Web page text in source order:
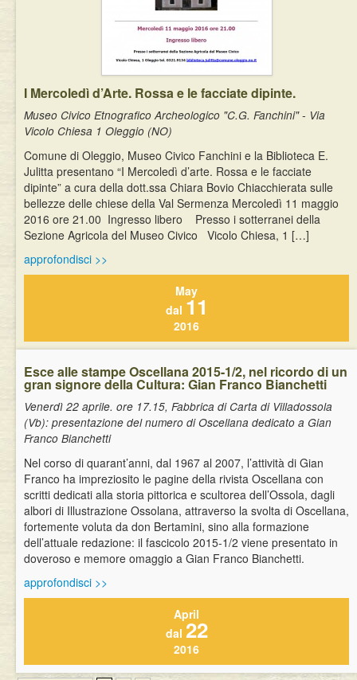
I Mercoledì d’Arte. Rossa e le facciate dipinte.
Museo Civico Etnografico Archeologico "C.G. Fanchini" - Via
Vicolo Chiesa 1 Oleggio (NO)
Comune di Oleggio, Museo Civico Fanchini e la Biblioteca E.
Julitta presentano “I Mercoledì d’arte. Rossa e le facciate
dipinte” a cura della dott.ssa Chiara Bovio Chiacchierata sulle
bellezze delle chiese della Val Sermenza Mercoledì 11 maggio
2016 ore 21.00 Ingresso libero Presso i sotterranei della
Sezione Agricola del Museo Civico Vicolo Chiesa, 1 […]
approfondisci >>
May
dal 11
2016
Esce alle stampe Oscellana 2015-1/2, nel ricordo di un
gran signore della Cultura: Gian Franco Bianchetti
Venerdì 22 aprile. ore 17.15, Fabbrica di Carta di Villadossola
(Vb): presentazione del numero di Oscellana dedicato a Gian
Franco Bianchetti
Nel corso di quarant’anni, dal 1967 al 2007, l’attività di Gian
Franco ha impreziosito le pagine della rivista Oscellana con
scritti dedicati alla storia pittorica e scultorea dell’Ossola, dagli
albori di Illustrazione Ossolana, attraverso la svolta di Oscellana,
fortemente voluta da don Bertamini, sino alla formazione
dell’attuale redazione: il fascicolo 2015-1/2 viene presentato in
doveroso e memore omaggio a Gian Franco Bianchetti.
approfondisci >>
April
dal 22
2016